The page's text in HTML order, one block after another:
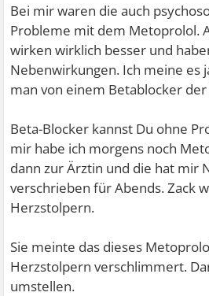
Bei mir waren die auch
Probleme mit dem Metoprolol.
wirken wirklich besser und
Nebenwirkungen. Ich meine es
man von einem Betablocker
Beta-Blocker kannst Du ohne
mir habe ich morgens noch
dann zur Ärztin und die hat mir
verschrieben für Abends. Zack
Herzstolpern.
Sie meinte das dieses
Herzstolpern verschlimmert.
umstellen.